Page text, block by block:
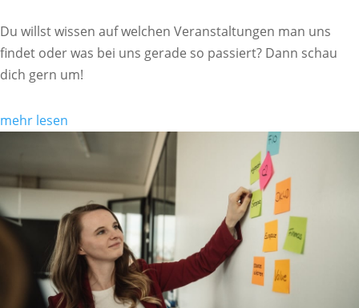
Du willst wissen auf welchen Veranstaltungen man uns
findet oder was bei uns gerade so passiert? Dann schau
dich gern um!
mehr lesen